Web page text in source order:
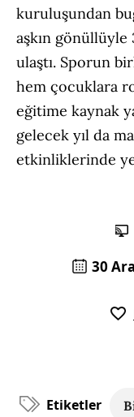
kuruluşundan
aşkın
ulaştı. Sporun
hem çocuklara
eğitime kaynak
gelecek yıl da
etkinliklerinde
30
Etiketler